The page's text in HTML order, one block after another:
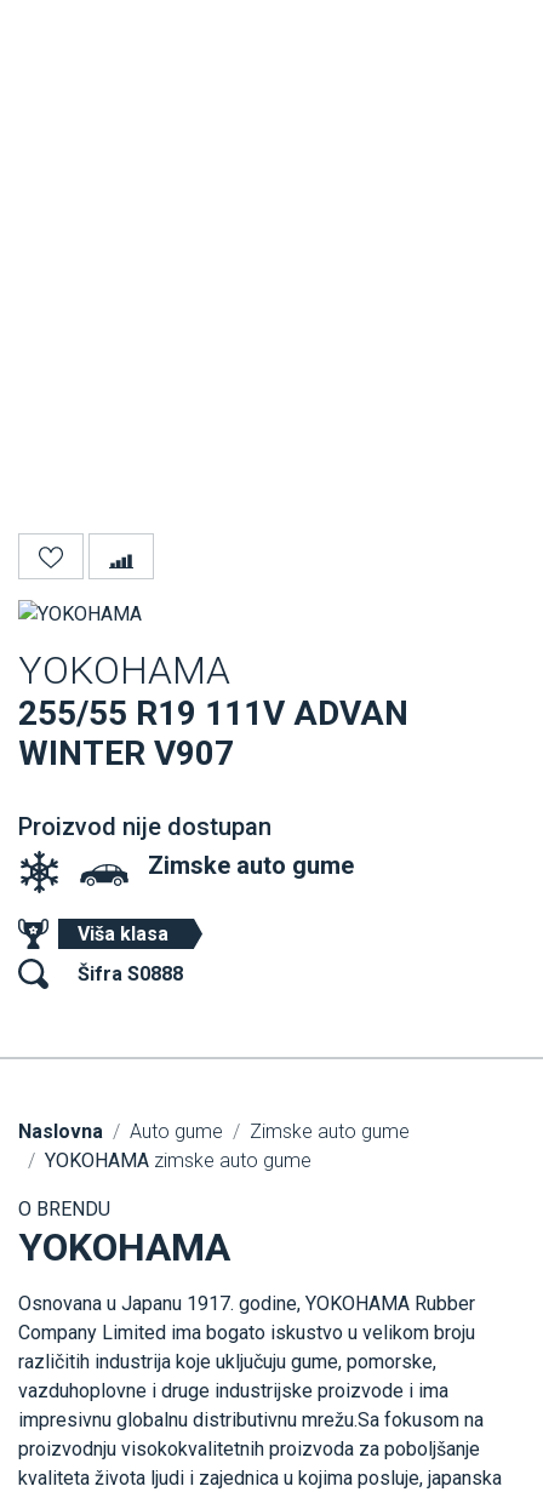
YOKOHAMA
255/55 R19 111V ADVAN
WINTER V907
Proizvod nije dostupan
Zimske auto gume
Viša klasa
Šifra S0888
Naslovna Auto gume
Zimske auto gume
YOKOHAMA zimske auto gume
O BRENDU
YOKOHAMA
Osnovana u Japanu 1917. godine, YOKOHAMA Rubber
Company Limited ima bogato iskustvo u velikom broju
različitih industrija koje uključuju gume, pomorske,
vazduhoplovne i druge industrijske proizvode i ima
impresivnu globalnu distributivnu mrežu.Sa fokusom na
proizvodnju visokokvalitetnih proizvoda za poboljšanje
kvaliteta života ljudi i zajednica u kojima posluje, japanska